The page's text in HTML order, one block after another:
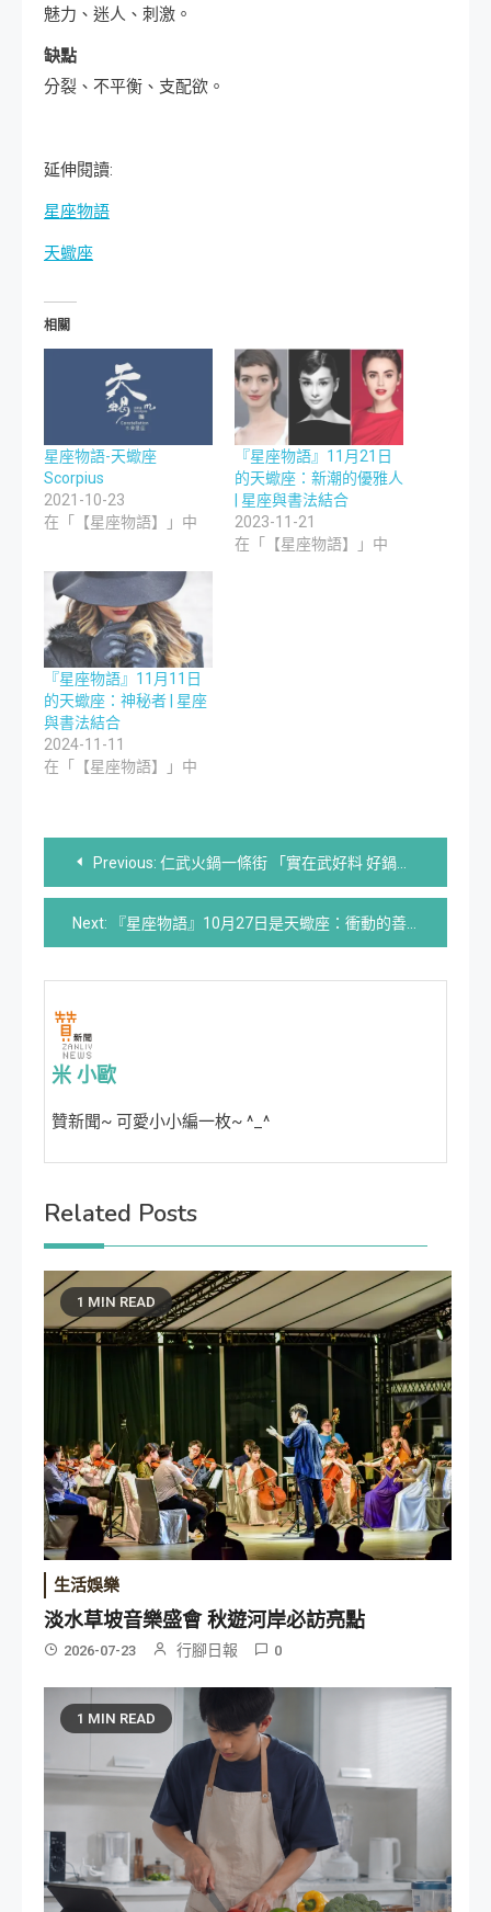
魅力、迷人、刺激。
缺點
分裂、不平衡、支配欲。
延伸閱讀:
星座物語
天蠍座
相關
星座物語-天蠍座
Scorpius
2021-10-23
在「【星座物語】」中
『星座物語』11月21日
的天蠍座：新潮的優雅人
| 星座與書法結合
2023-11-21
在「【星座物語】」中
『星座物語』11月11日
的天蠍座：神秘者 | 星座
與書法結合
2024-11-11
在「【星座物語】」中
文
章
導
Previous: 仁武火鍋一條街 「實在武好料 好鍋嘉年華」10月24日登場！
Next: 『星座物語』10月27日是天蠍座：衝動的善變者 | 星座與書法結合
米 小歐
贊新聞~ 可愛小小編一枚~ ^_^
Related Posts
1 MIN READ
生活娛樂
淡水草坡音樂盛會 秋遊河岸必訪亮點
2026-07-23 行腳日報 0
1 MIN READ